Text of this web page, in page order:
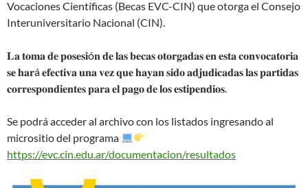
Vocaciones Científicas (Becas EVC-CIN) que otorga el Consejo
Interuniversitario Nacional (CIN).
𝐋𝐚 𝐭𝐨𝐦𝐚 𝐝𝐞 𝐩𝐨𝐬𝐞𝐬𝐢ó𝐧 𝐝𝐞 𝐥𝐚𝐬 𝐛𝐞𝐜𝐚𝐬 𝐨𝐭𝐨𝐫𝐠𝐚𝐝𝐚𝐬 𝐞𝐧 𝐞𝐬𝐭𝐚 𝐜𝐨𝐧𝐯𝐨𝐜𝐚𝐭𝐨𝐫𝐢𝐚
𝐬𝐞 𝐡𝐚𝐫á 𝐞𝐟𝐞𝐜𝐭𝐢𝐯𝐚 𝐮𝐧𝐚 𝐯𝐞𝐳 𝐪𝐮𝐞 𝐡𝐚𝐲𝐚𝐧 𝐬𝐢𝐝𝐨 𝐚𝐝𝐣𝐮𝐝𝐢𝐜𝐚𝐝𝐚𝐬 𝐥𝐚𝐬 𝐩𝐚𝐫𝐭𝐢𝐝𝐚𝐬
𝐜𝐨𝐫𝐫𝐞𝐬𝐩𝐨𝐧𝐝𝐢𝐞𝐧𝐭𝐞𝐬 𝐩𝐚𝐫𝐚 𝐞𝐥 𝐩𝐚𝐠𝐨 𝐝𝐞 𝐥𝐨𝐬 𝐞𝐬𝐭𝐢𝐩𝐞𝐧𝐝𝐢𝐨𝐬.
Se podrá acceder al archivo con los listados ingresando al
micrositio del programa
https://evc.cin.edu.ar/documentacion/resultados